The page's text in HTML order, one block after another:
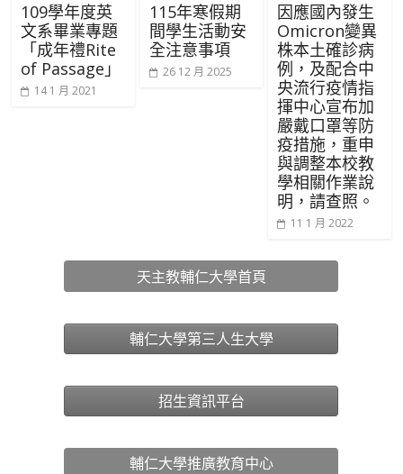
109學年度英
文系畢業專題
「成年禮Rite
of Passage」
14 1 月 2021
115年寒假期
間學生活動安
全注意事項
26 12 月 2025
因應國內發生
Omicron變異
株本土確診病
例，及配合中
央流行疫情指
揮中心宣布加
嚴戴口罩等防
疫措施，重申
與調整本校教
學相關作業說
明，請查照。
11 1 月 2022
天主教輔仁大學首頁
輔仁大學第三人生大學
招生資訊平台
輔仁大學推廣教育中心